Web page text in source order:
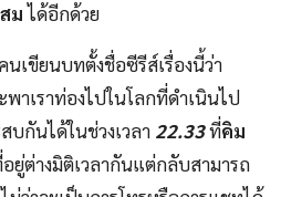
สมได้อีกด้วย
เขียนบทตั้งชื่อซีรีส์เรื่องนี้ว่า
พาเราท่องไปในโลกที่ดำเนินไป
บกันได้ในช่วงเวลา 22.33ที่คิม
ยู่ต่างมิติเวลากันแต่กลับสามารถ